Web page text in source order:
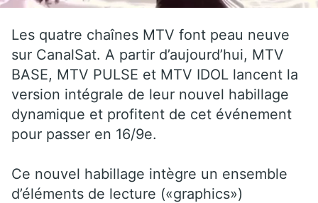
Les quatre chaînes MTV font peau neuve
sur CanalSat. A partir d’aujourd’hui, MTV
BASE, MTV PULSE et MTV IDOL lancent la
version intégrale de leur nouvel habillage
dynamique et profitent de cet événement
pour passer en 16/9e.
Ce nouvel habillage intègre un ensemble
d’éléments de lecture («graphics»)